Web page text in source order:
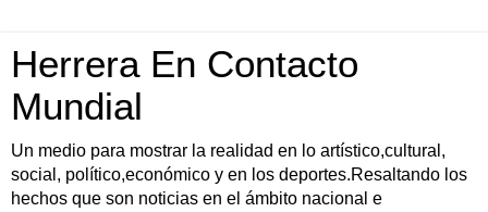
Herrera En Contacto
Mundial
Un medio para mostrar la realidad en lo artístico,cultural,
social, político,económico y en los deportes.Resaltando los
hechos que son noticias en el ámbito nacional e